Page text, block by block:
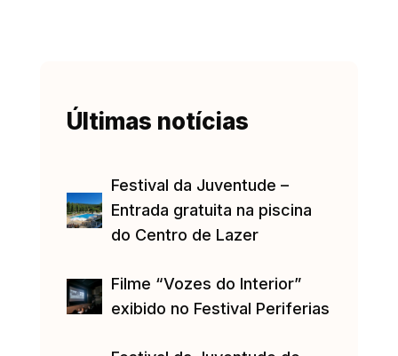
Últimas notícias
Festival da Juventude –
Entrada gratuita na piscina
do Centro de Lazer
Filme “Vozes do Interior”
exibido no Festival Periferias